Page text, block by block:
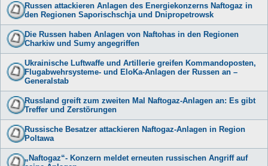
Russen attackieren Anlagen des Energiekonzerns Naftogaz in
den Regionen Saporischschja und Dnipropetrowsk
Die Russen haben Anlagen von Naftohas in den Regionen
Charkiw und Sumy angegriffen
Ukrainische Luftwaffe und Artillerie greifen Kommandoposten,
Flugabwehrsysteme- und EloKa-Anlagen der Russen an –
Generalstab
Russland greift zum zweiten Mal Naftogaz-Anlagen an: Es gibt
Treffer und Zerstörungen
Russische Besatzer attackieren Naftogaz-Anlagen in Region
Poltawa
„Naftogaz“- Konzern meldet erneuten russischen Angriff auf